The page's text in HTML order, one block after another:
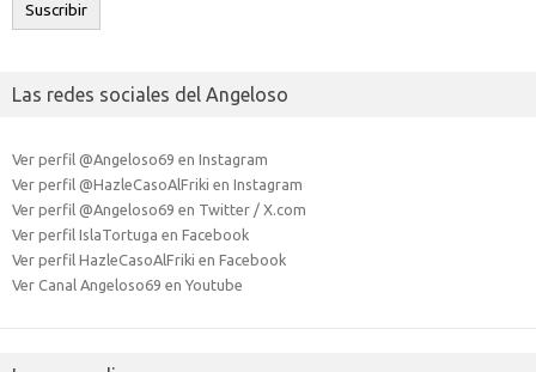
Suscribir
Las redes sociales del Angeloso
Ver perfil @Angeloso69 en Instagram
Ver perfil @HazleCasoAlFriki en Instagram
Ver perfil @Angeloso69 en Twitter / X.com
Ver perfil IslaTortuga en Facebook
Ver perfil HazleCasoAlFriki en Facebook
Ver Canal Angeloso69 en Youtube